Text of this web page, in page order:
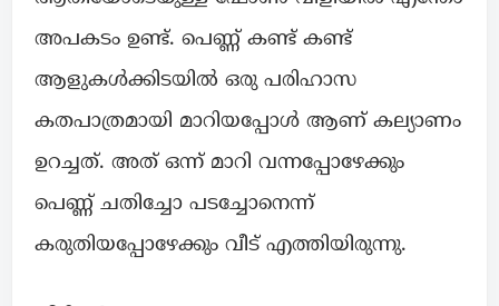
അപകടം ഉണ്ട്. പെണ്ണ് കണ്ട് കണ്ട്
ആളുകൾക്കിടയിൽ ഒരു പരിഹാസ
കതപാത്രമായി മാറിയപ്പോൾ ആണ് കല്യാണം
ഉറച്ചത്. അത് ഒന്ന് മാറി വന്നപ്പോഴേക്കും
പെണ്ണ് ചതിച്ചോ പടച്ചോനെന്ന്
കരുതിയപ്പോഴേക്കും വീട് എത്തിയിരുന്നു.